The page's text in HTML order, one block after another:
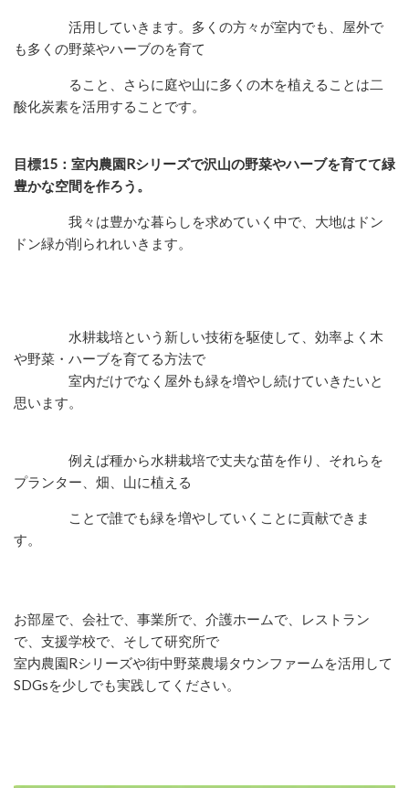
活用していきます。 多くの方々が室内でも、屋外で
も多くの野菜やハーブのを育て
ること、さらに庭や山に多くの木を植えることは二
酸化炭素を活用することです。
目標15：室内農園Rシリーズで沢山の野菜やハーブを育てて緑
豊かな空間を作ろう。
我々は豊かな暮らしを求めていく中で、大地はドン
ドン緑が削られれいきます。
水耕栽培という新しい技術を駆使して、効率よく木
や野菜・ハーブを育てる方法で
室内だけでなく屋外も緑を増やし続けていきたいと
思います。
例えば種から水耕栽培で丈夫な苗を作り、それらを
プランター、畑、山に植える
ことで誰でも緑を増やしていくことに貢献できま
す。
お部屋で、会社で、事業所で、介護ホームで、レストラン
で、支援学校で、そして研究所で
室内農園Rシリーズや街中野菜農場タウンファームを活用して
SDGsを少しでも実践してください。